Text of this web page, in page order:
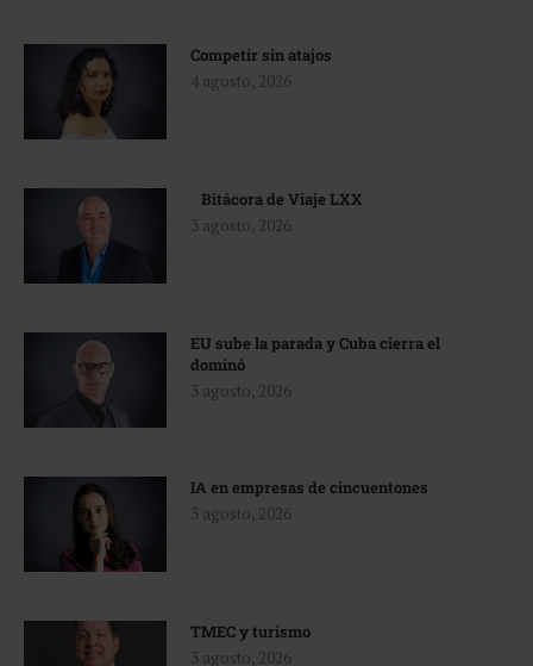
Competir sin atajos
4 agosto, 2026
Bitácora de Viaje LXX
3 agosto, 2026
EU sube la parada y Cuba cierra el
dominó
3 agosto, 2026
IA en empresas de cincuentones
3 agosto, 2026
TMEC y turismo
3 agosto, 2026